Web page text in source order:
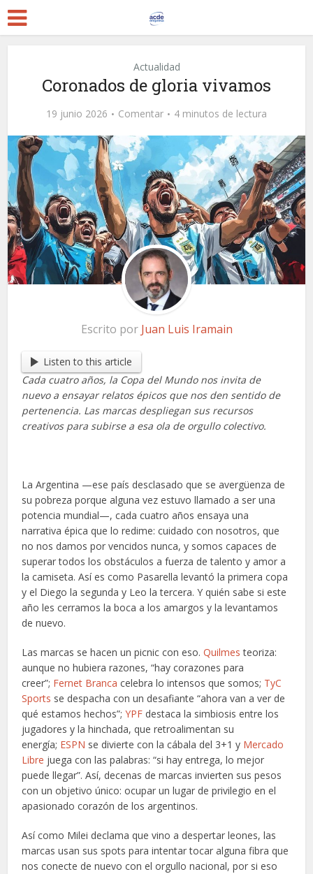
Actualidad
Coronados de gloria vivamos
19 junio 2026 Comentar 4 minutos de lectura
Escrito por Juan Luis Iramain
Listen to this article
Cada cuatro años, la Copa del Mundo nos invita de
nuevo a ensayar relatos épicos que nos den sentido de
pertenencia. Las marcas despliegan sus recursos
creativos para subirse a esa ola de orgullo colectivo.
La Argentina —ese país desclasado que se avergüenza de
su pobreza porque alguna vez estuvo llamado a ser una
potencia mundial—, cada cuatro años ensaya una
narrativa épica que lo redime: cuidado con nosotros, que
no nos damos por vencidos nunca, y somos capaces de
superar todos los obstáculos a fuerza de talento y amor a
la camiseta. Así es como Pasarella levantó la primera copa
y el Diego la segunda y Leo la tercera. Y quién sabe si este
año les cerramos la boca a los amargos y la levantamos
de nuevo.
Las marcas se hacen un picnic con eso.Quilmesteoriza:
aunque no hubiera razones, “hay corazones para
creer”; Fernet Branca celebra lo intensos que somos; TyC
Sports se despacha con un desafiante “ahora van a ver de
qué estamos hechos”;YPF destaca la simbiosis entre los
jugadores y la hinchada, que retroalimentan su
energía; ESPN se divierte con la cábala del 3+1 y Mercado
Libre juega con las palabras: “si hay entrega, lo mejor
puede llegar”. Así, decenas de marcas invierten sus pesos
con un objetivo único: ocupar un lugar de privilegio en el
apasionado corazón de los argentinos.
Así como Milei declama que vino a despertar leones, las
marcas usan sus spots para intentar tocar alguna fibra que
nos conecte de nuevo con el orgullo nacional, por si eso